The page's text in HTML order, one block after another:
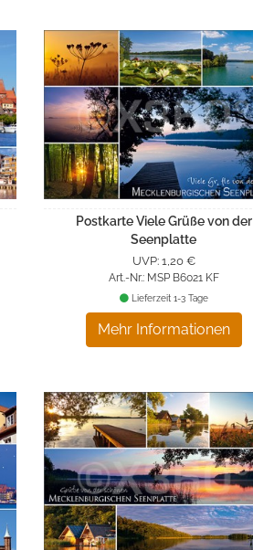
Postkarte Viele Grüße von der
Seenplatte
UVP: 1,20 €
Art.-Nr.: MSP B6021 KF
Mehr Informationen
Lieferzeit 1-3 Tage